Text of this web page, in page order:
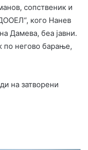
сопственик и
кого Нанев
Дамева, беа јавни.
по негово барање,
на затворени